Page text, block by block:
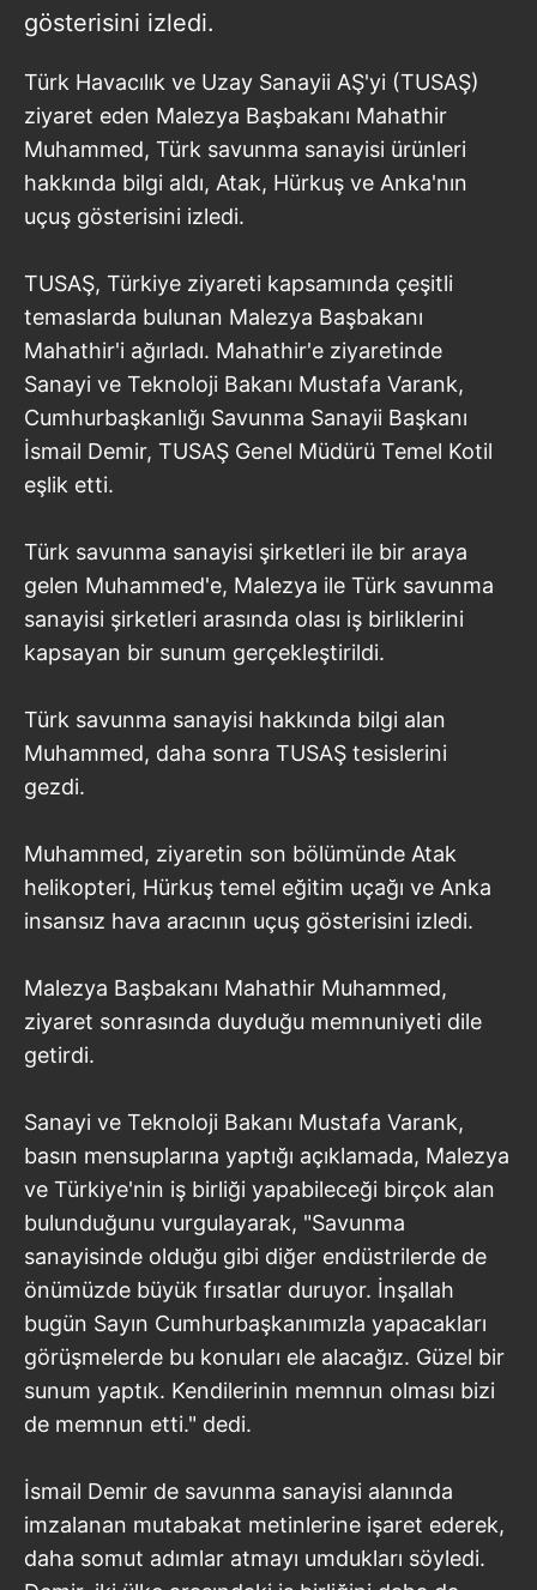
gösterisini izledi.
Türk Havacılık ve Uzay Sanayii AŞ'yi (TUSAŞ)
ziyaret eden Malezya Başbakanı Mahathir
Muhammed, Türk savunma sanayisi ürünleri
hakkında bilgi aldı, Atak, Hürkuş ve Anka'nın
uçuş gösterisini izledi.
TUSAŞ, Türkiye ziyareti kapsamında çeşitli
temaslarda bulunan Malezya Başbakanı
Mahathir'i ağırladı. Mahathir'e ziyaretinde
Sanayi ve Teknoloji Bakanı Mustafa Varank,
Cumhurbaşkanlığı Savunma Sanayii Başkanı
İsmail Demir, TUSAŞ Genel Müdürü Temel Kotil
eşlik etti.
Türk savunma sanayisi şirketleri ile bir araya
gelen Muhammed'e, Malezya ile Türk savunma
sanayisi şirketleri arasında olası iş birliklerini
kapsayan bir sunum gerçekleştirildi.
Türk savunma sanayisi hakkında bilgi alan
Muhammed, daha sonra TUSAŞ tesislerini
gezdi.
Muhammed, ziyaretin son bölümünde Atak
helikopteri, Hürkuş temel eğitim uçağı ve Anka
insansız hava aracının uçuş gösterisini izledi.
Malezya Başbakanı Mahathir Muhammed,
ziyaret sonrasında duyduğu memnuniyeti dile
getirdi.
Sanayi ve Teknoloji Bakanı Mustafa Varank,
basın mensuplarına yaptığı açıklamada, Malezya
ve Türkiye'nin iş birliği yapabileceği birçok alan
bulunduğunu vurgulayarak, "Savunma
sanayisinde olduğu gibi diğer endüstrilerde de
önümüzde büyük fırsatlar duruyor. İnşallah
bugün Sayın Cumhurbaşkanımızla yapacakları
görüşmelerde bu konuları ele alacağız. Güzel bir
sunum yaptık. Kendilerinin memnun olması bizi
de memnun etti." dedi.
İsmail Demir de savunma sanayisi alanında
imzalanan mutabakat metinlerine işaret ederek,
daha somut adımlar atmayı umdukları söyledi.